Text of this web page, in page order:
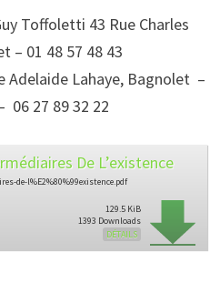
Toffoletti 43 Rue Charles
– 01 48 57 48 43
Adelaide Lahaye, Bagnolet –
06 27 89 32 22
De L’existence
de-l%E2%80%99existence.pdf
129.5 KiB
1393 Downloads
DÉTAILS